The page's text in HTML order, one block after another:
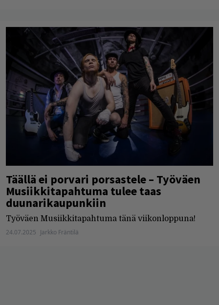
Täällä ei porvari porsastele – Työväen
Musiikkitapahtuma tulee taas
duunarikaupunkiin
Työväen Musiikkitapahtuma tänä viikonloppuna!
24.07.2025 Jarkko Fräntilä